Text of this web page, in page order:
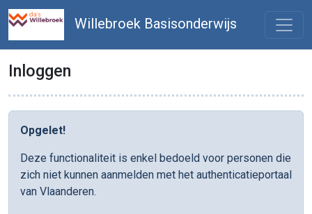
Willebroek Basisonderwijs
Inloggen
Opgelet!
Deze functionaliteit is enkel bedoeld voor personen die
zich niet kunnen aanmelden met het authenticatieportaal
van Vlaanderen.